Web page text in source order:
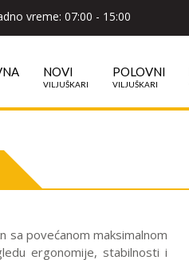
vreme: 07:00 - 15:00
NOVI
VILJUŠKARI
POLOVNI
VILJUŠKARI
sa povećanom maksimalnom
ergonomije, stabilnosti i